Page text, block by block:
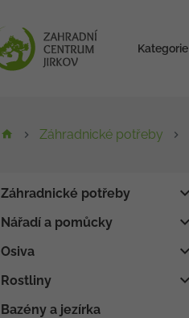
Kategorie
Záhradnické potřeby
Záhradnické potřeby
Nářadí a pomůcky
Osiva
Rostliny
Bazény a jezírka